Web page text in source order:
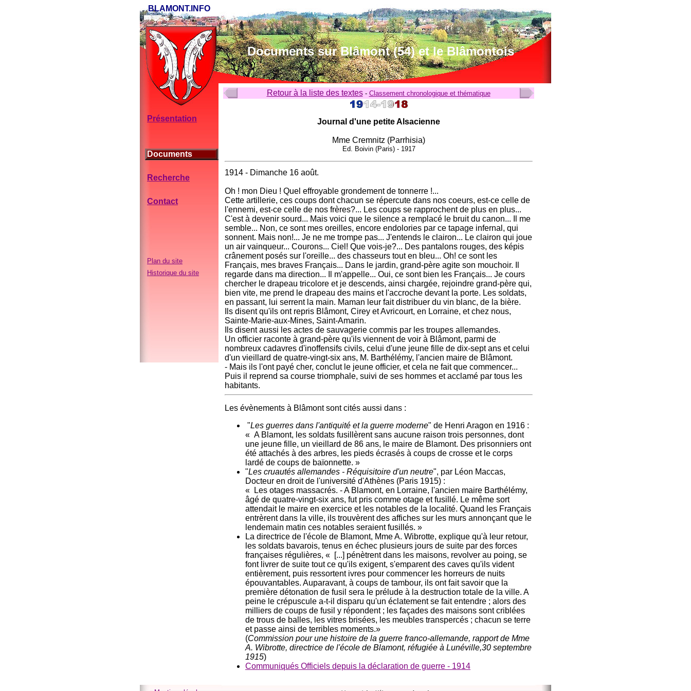
BLAMONT.INFO
Documents sur Blâmont (54) et le Blâmontois
Présentation
Documents
Recherche
Contact
Plan du site
Historique du site
Retour à la liste des textes- Classement chronologique et thématique
Journal d'une petite Alsacienne
Mme Cremnitz (Parrhisia)
Ed. Boivin (Paris) - 1917
1914 - Dimanche 16 août.
Oh ! mon Dieu ! Quel effroyable grondement de tonnerre !...
Cette artillerie, ces coups dont chacun se répercute dans nos coeurs, est-ce celle de
l'ennemi, est-ce celle de nos frères?... Les coups se rapprochent de plus en plus...
C'est à devenir sourd... Mais voici que le silence a remplacé le bruit du canon... Il me
semble... Non, ce sont mes oreilles, encore endolories par ce tapage infernal, qui
sonnent. Mais non!... Je ne me trompe pas... J'entends le clairon... Le clairon qui joue
un air vainqueur... Courons... Ciel! Que vois-je?... Des pantalons rouges, des képis
crânement posés sur l'oreille... des chasseurs tout en bleu... Oh! ce sont les
Français, mes braves Français... Dans le jardin, grand-père agite son mouchoir. Il
regarde dans ma direction... Il m'appelle... Oui, ce sont bien les Français... Je cours
chercher le drapeau tricolore et je descends, ainsi chargée, rejoindre grand-père qui,
bien vite, me prend le drapeau des mains et l'accroche devant la porte. Les soldats,
en passant, lui serrent la main. Maman leur fait distribuer du vin blanc, de la bière.
Ils disent qu'ils ont repris Blâmont, Cirey et Avricourt, en Lorraine, et chez nous,
Sainte-Marie-aux-Mines, Saint-Amarin.
Ils disent aussi les actes de sauvagerie commis par les troupes allemandes.
Un officier raconte à grand-père qu'ils viennent de voir à Blâmont, parmi de
nombreux cadavres d'inoffensifs civils, celui d'une jeune fille de dix-sept ans et celui
d'un vieillard de quatre-vingt-six ans, M. Barthélémy, l'ancien maire de Blâmont.
- Mais ils l'ont payé cher, conclut le jeune officier, et cela ne fait que commencer...
Puis il reprend sa course triomphale, suivi de ses hommes et acclamé par tous les
habitants.
Les évènements à Blâmont sont cités aussi dans :
"Les guerres dans l'antiquité et la guerre moderne" de Henri Aragon en 1916 :
« A Blamont, les soldats fusillèrent sans aucune raison trois personnes, dont
une jeune fille, un vieillard de 86 ans, le maire de Blamont. Des prisonniers ont
été attachés à des arbres, les pieds écrasés à coups de crosse et le corps
lardé de coups de baïonnette. »
"Les cruautés allemandes - Réquisitoire d'un neutre", par Léon Maccas,
Docteur en droit de l'université d'Athènes (Paris 1915) :
« Les otages massacrés. - A Blamont, en Lorraine, l'ancien maire Barthélémy,
âgé de quatre-vingt-six ans, fut pris comme otage et fusillé. Le même sort
attendait le maire en exercice et les notables de la localité. Quand les Français
entrèrent dans la ville, ils trouvèrent des affiches sur les murs annonçant que le
lendemain matin ces notables seraient fusillés. »
La directrice de l'école de Blamont, Mme A. Wibrotte, explique qu'à leur retour,
les soldats bavarois, tenus en échec plusieurs jours de suite par des forces
françaises régulières, « [...] pénètrent dans les maisons, revolver au poing, se
font livrer de suite tout ce qu'ils exigent, s'emparent des caves qu'ils vident
entièrement, puis ressortent ivres pour commencer les horreurs de nuits
épouvantables. Auparavant, à coups de tambour, ils ont fait savoir que la
première détonation de fusil sera le prélude à la destruction totale de la ville. A
peine le crépuscule a-t-il disparu qu'un éclatement se fait entendre ; alors des
milliers de coups de fusil y répondent ; les façades des maisons sont criblées
de trous de balles, les vitres brisées, les meubles transpercés ; chacun se terre
et passe ainsi de terribles moments.»
(Commission pour une histoire de la guerre franco-allemande, rapport de Mme
A. Wibrotte, directrice de l'école de Blamont, réfugiée à Lunéville,30 septembre
1915)
Communiqués Officiels depuis la déclaration de guerre - 1914